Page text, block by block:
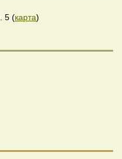
5 (карта)